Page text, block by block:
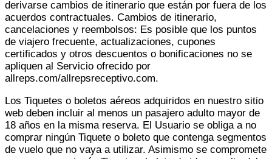
derivarse cambios de itinerario que están por fuera de los
acuerdos contractuales. Cambios de itinerario,
cancelaciones y reembolsos: Es posible que los puntos
de viajero frecuente, actualizaciones, cupones
certificados y otros descuentos o bonificaciones no se
apliquen al Servicio ofrecido por
allreps.com/allrepsreceptivo.com.
Los Tiquetes o boletos aéreos adquiridos en nuestro sitio
web deben incluir al menos un pasajero adulto mayor de
18 años en la misma reserva. El Usuario se obliga a no
comprar ningún Tiquete o boleto que contenga segmentos
de vuelo que no vaya a utilizar. Asimismo se compromete